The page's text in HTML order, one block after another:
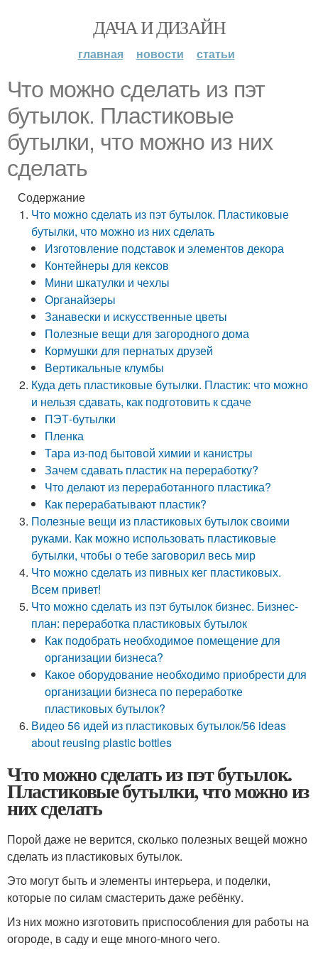
ДАЧА И ДИЗАЙН
главная новости статьи
Что можно сделать из пэт
бутылок. Пластиковые
бутылки, что можно из них
сделать
Содержание
Что можно сделать из пэт бутылок. Пластиковые
бутылки, что можно из них сделать
Изготовление подставок и элементов декора
Контейнеры для кексов
Мини шкатулки и чехлы
Органайзеры
Занавески и искусственные цветы
Полезные вещи для загородного дома
Кормушки для пернатых друзей
Вертикальные клумбы
Куда деть пластиковые бутылки. Пластик: что можно
и нельзя сдавать, как подготовить к сдаче
ПЭТ-бутылки
Пленка
Тара из-под бытовой химии и канистры
Зачем сдавать пластик на переработку?
Что делают из переработанного пластика?
Как перерабатывают пластик?
Полезные вещи из пластиковых бутылок своими
руками. Как можно использовать пластиковые
бутылки, чтобы о тебе заговорил весь мир
Что можно сделать из пивных кег пластиковых.
Всем привет!
Что можно сделать из пэт бутылок бизнес. Бизнес-
план: переработка пластиковых бутылок
Как подобрать необходимое помещение для
организации бизнеса?
Какое оборудование необходимо приобрести для
организации бизнеса по переработке
пластиковых бутылок?
Видео 56 идей из пластиковых бутылок/56 ideas
about reusing plastic bottles
Что можно сделать из пэт бутылок.
Пластиковые бутылки, что можно из
них сделать
Порой даже не верится, сколько полезных вещей можно
сделать из пластиковых бутылок.
Это могут быть и элементы интерьера, и поделки,
которые по силам смастерить даже ребёнку.
Из них можно изготовить приспособления для работы на
огороде, в саду и еще много-много чего.